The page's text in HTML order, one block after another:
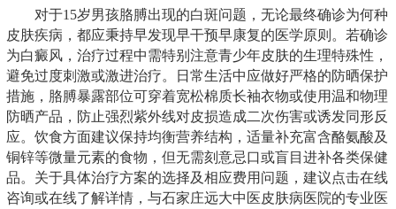
对于15岁男孩胳膊出现的白斑问题，无论最终确诊为何种
皮肤疾病，都应秉持早发现早干预早康复的医学原则。若确诊
为白癜风，治疗过程中需特别注意青少年皮肤的生理特殊性，
避免过度刺激或激进治疗。日常生活中应做好严格的防晒保护
措施，胳膊暴露部位可穿着宽松棉质长袖衣物或使用温和物理
防晒产品，防止强烈紫外线对皮损造成二次伤害或诱发同形反
应。饮食方面建议保持均衡营养结构，适量补充富含酪氨酸及
铜锌等微量元素的食物，但无需刻意忌口或盲目进补各类保健
品。关于具体治疗方案的选择及相应费用问题，建议点击在线
咨询或在线了解详情，与石家庄远大中医皮肤病医院的专业医